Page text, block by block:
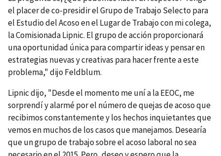
el placer de co-presidir el Grupo de Trabajo Selecto para
el Estudio del Acoso en el Lugar de Trabajo con mi colega,
la Comisionada Lipnic. El grupo de acción proporcionará
una oportunidad única para compartir ideas y pensar en
estrategias nuevas y creativas para hacer frente a este
problema," dijo Feldblum.
Lipnic dijo, "Desde el momento me uní a la EEOC, me
sorprendí y alarmé por el número de quejas de acoso que
recibimos constantemente y los hechos inquietantes que
vemos en muchos de los casos que manejamos. Desearía
que un grupo de trabajo sobre el acoso laboral no sea